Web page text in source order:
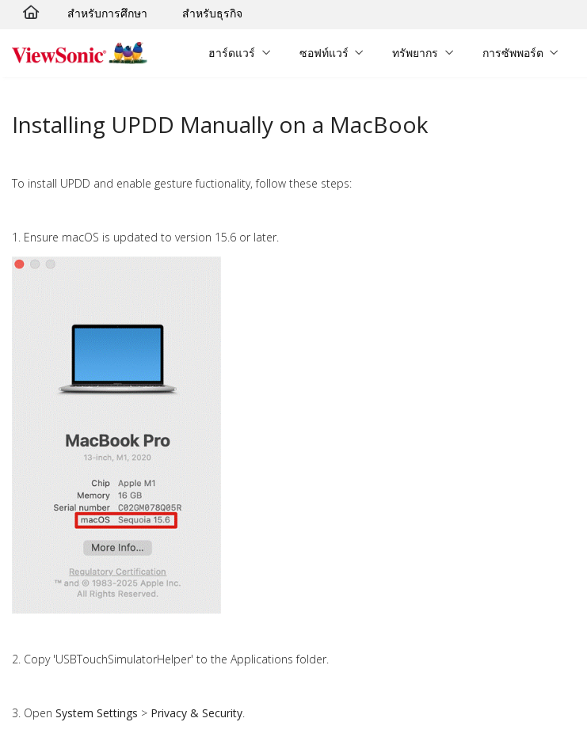
Skip to main content
สำหรับการศึกษา สำหรับธุรกิจ
ฮาร์ดแวร์ ซอฟท์แวร์ ทรัพยากร การซัพพอร์ต
Installing UPDD Manually on a MacBook
To install UPDD and enable gesture fuctionality, follow these steps:
1. Ensure macOS is updated to version 15.6 or later.
2. Copy 'USBTouchSimulatorHelper' to the Applications folder.
3. Open System Settings > Privacy & Security.